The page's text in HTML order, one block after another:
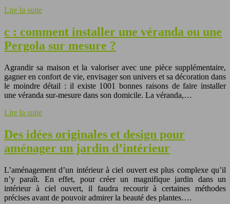
Lire la suite
c : comment installer une véranda ou une
Pergola sur mesure ?
Agrandir sa maison et la valoriser avec une pièce supplémentaire,
gagner en confort de vie, envisager son univers et sa décoration dans
le moindre détail : il existe 1001 bonnes raisons de faire installer
une véranda sur-mesure dans son domicile. La véranda,…
Lire la suite
Des idées originales et design pour
aménager un jardin d’intérieur
L’aménagement d’un intérieur à ciel ouvert est plus complexe qu’il
n’y paraît. En effet, pour créer un magnifique jardin dans un
intérieur à ciel ouvert, il faudra recourir à certaines méthodes
précises avant de pouvoir admirer la beauté des plantes….